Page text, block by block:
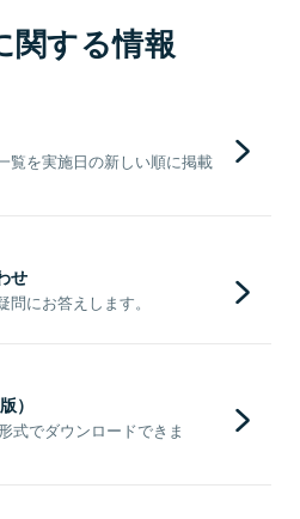
関する情報
覧を実施日の新しい順に掲載
せ
にお答えします。
）
式でダウンロードできま